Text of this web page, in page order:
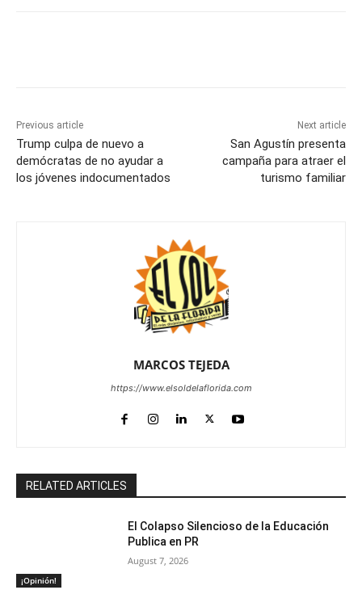
Previous article
Trump culpa de nuevo a
demócratas de no ayudar a
los jóvenes indocumentados
Next article
San Agustín presenta
campaña para atraer el
turismo familiar
MARCOS TEJEDA
https://www.elsoldelaflorida.com
RELATED ARTICLES
¡Opinión!
El Colapso Silencioso de la Educación
Publica en PR
August 7, 2026